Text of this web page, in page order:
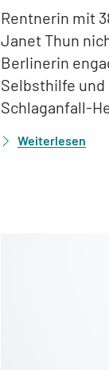
Rentnerin mit
Janet Thun
Berlinerin
Selbsthilfe
Schlaganfall-
Weiterlesen